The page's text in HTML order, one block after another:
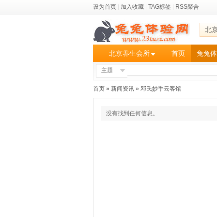
设为首页 加入收藏 TAG标签 RSS聚合
北
北京养生会所 首页 兔兔
主题
首页 » 新闻资讯 » 邓氏妙手云客馆
没有找到任何信息。